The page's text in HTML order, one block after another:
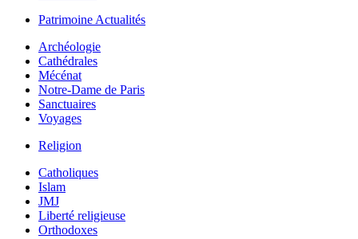
Patrimoine Actualités
Archéologie
Cathédrales
Mécénat
Notre-Dame de Paris
Sanctuaires
Voyages
Religion
Catholiques
Islam
JMJ
Liberté religieuse
Orthodoxes